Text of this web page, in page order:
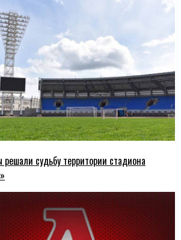
решали судьбу территории стадиона